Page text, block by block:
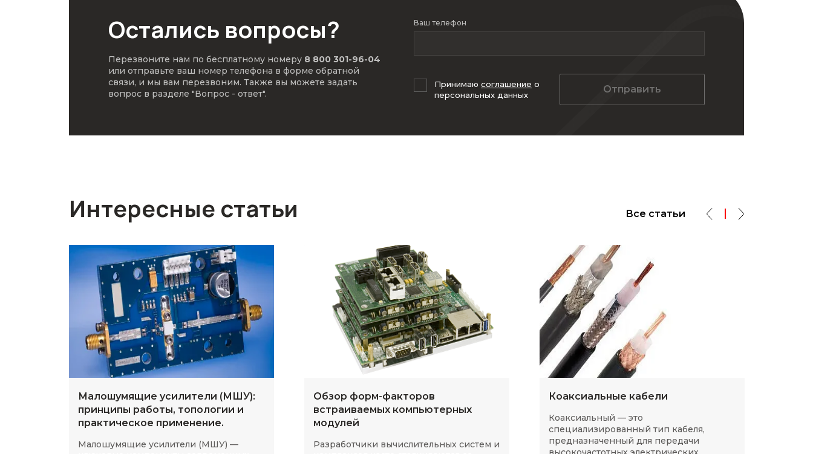
Остались вопросы?
Перезвоните нам по бесплатному номеру 8 800 301-96-04
или отправьте ваш номер телефона в форме обратной
связи, и мы вам перезвоним. Также вы можете задать
вопрос в разделе "Вопрос - ответ".
Ваш телефон
Принимаю соглашение о
персональных данных
Отправить
Интересные статьи Все статьи
Малошумящие усилители (МШУ):
принципы работы, топологии и
практическое применение.
Малошумящие усилители (МШУ) —
Обзор форм-факторов
встраиваемых компьютерных
модулей
Разработчики вычислительных систем и
Коаксиальные кабели
Коаксиальный — это
специализированный тип кабеля,
предназначенный для передачи